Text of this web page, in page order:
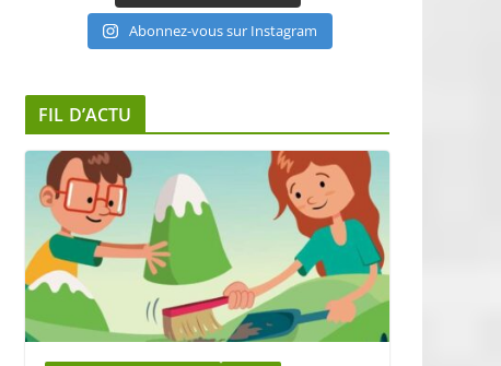
Abonnez-vous sur Instagram
FIL D’ACTU